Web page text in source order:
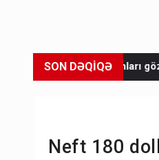
SON DƏQİQƏ
gözləyir Maaşdan
Neft 180